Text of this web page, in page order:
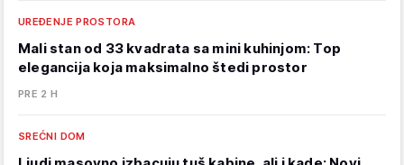
UREĐENJE PROSTORA
Mali stan od 33 kvadrata sa mini kuhinjom: Top
elegancija koja maksimalno štedi prostor
PRE 2 H
SREĆNI DOM